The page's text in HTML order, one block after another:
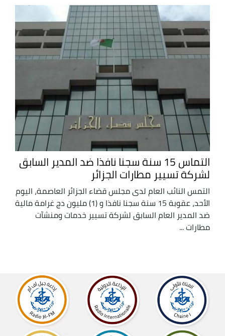
التماس 15 سنة سجنا نافذا ضد المدير السابق
لشركة تسيير مطارات الجزائر
التمس النائب العام لدى مجلس قضاء الجزائر العاصمة، اليوم
الأحد، عقوبة 15 سنة سجنا نافذا و (1) مليون دج غرامة مالية
ضد المدير العام السابق لشركة تسيير خدمات ومنشآت
مطارات ...